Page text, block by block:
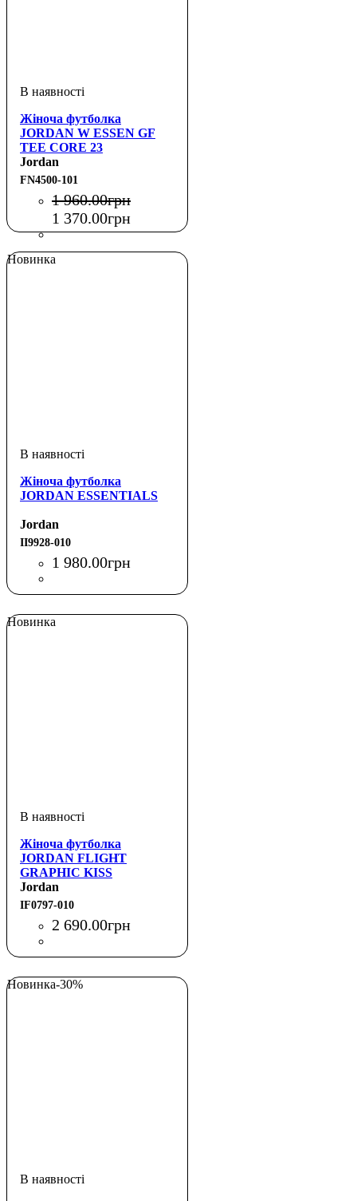
Жіноча футболка
JORDAN W ESSEN GF
TEE CORE 23
Jordan
FN4500-101
1 960.00грн
1 370.00грн
Новинка
Жіноча футболка
JORDAN ESSENTIALS
Jordan
II9928-010
1 980.00грн
Новинка
Жіноча футболка
JORDAN FLIGHT
GRAPHIC KISS
Jordan
IF0797-010
2 690.00грн
Новинка-30%